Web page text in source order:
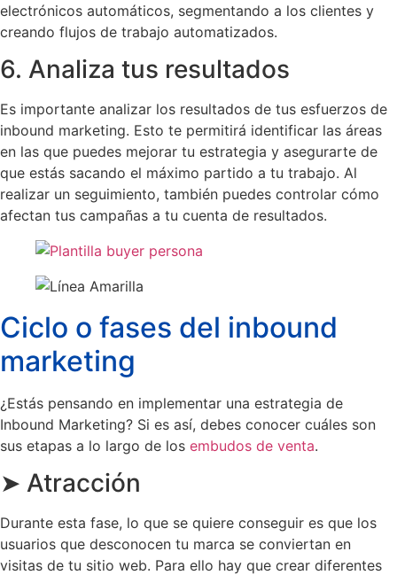
electrónicos automáticos, segmentando a los clientes y
creando flujos de trabajo automatizados.
6. Analiza tus resultados
Es importante analizar los resultados de tus esfuerzos de
inbound marketing. Esto te permitirá identificar las áreas
en las que puedes mejorar tu estrategia y asegurarte de
que estás sacando el máximo partido a tu trabajo. Al
realizar un seguimiento, también puedes controlar cómo
afectan tus campañas a tu cuenta de resultados.
Ciclo o fases del inbound
marketing
¿Estás pensando en implementar una estrategia de
Inbound Marketing? Si es así, debes conocer cuáles son
sus etapas a lo largo de los embudos de venta.
➤ Atracción
Durante esta fase, lo que se quiere conseguir es que los
usuarios que desconocen tu marca se conviertan en
visitas de tu sitio web. Para ello hay que crear diferentes